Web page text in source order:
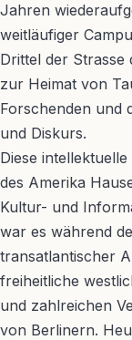
Jahren
weitläufiger
Drittel der Strasse
zur Heimat von
Forschenden und
und Diskurs.
Diese
des Amerika
Kultur- und
war es während
transatlantischer
freiheitliche
und zahlreichen
von Berlinern.